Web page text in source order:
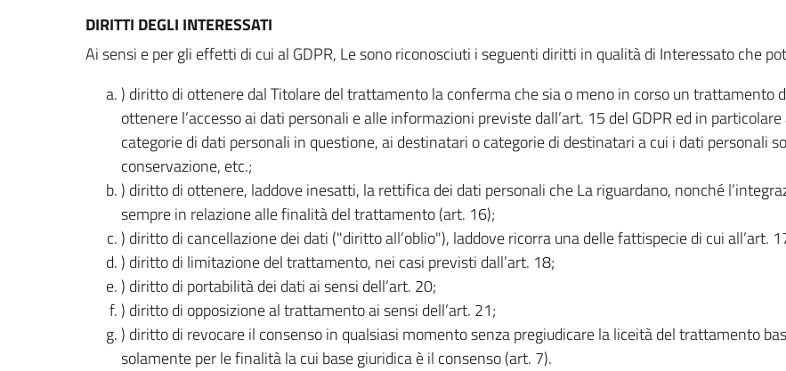
DIRITTI DEGLI INTERESSATI
Ai sensi e per gli effetti di cui al GDPR, Le sono riconosciuti i seguenti diritti in qualità di Interessato che
) diritto di ottenere dal Titolare del trattamento la conferma che sia o meno in corso un trattamento
ottenere l’accesso ai dati personali e alle informazioni previste dall’art. 15 del GDPR ed in
categorie di dati personali in questione, ai destinatari o categorie di destinatari a cui i dati personali
conservazione, etc.;
) diritto di ottenere, laddove inesatti, la rettifica dei dati personali che La riguardano, nonché
sempre in relazione alle finalità del trattamento (art. 16);
) diritto di cancellazione dei dati ("diritto all’oblio"), laddove ricorra una delle fattispecie di cui all’art.
) diritto di limitazione del trattamento, nei casi previsti dall’art. 18;
) diritto di portabilità dei dati ai sensi dell’art. 20;
) diritto di opposizione al trattamento ai sensi dell’art. 21;
) diritto di revocare il consenso in qualsiasi momento senza pregiudicare la liceità del trattamento
solamente per le finalità la cui base giuridica è il consenso (art. 7).